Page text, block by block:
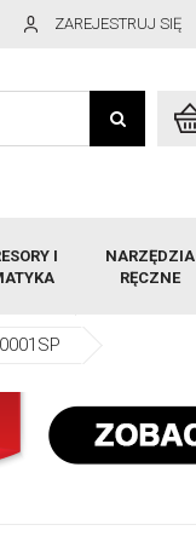
ZAREJESTRUJ SIĘ
I
NARZĘDZIA
RĘCZNE